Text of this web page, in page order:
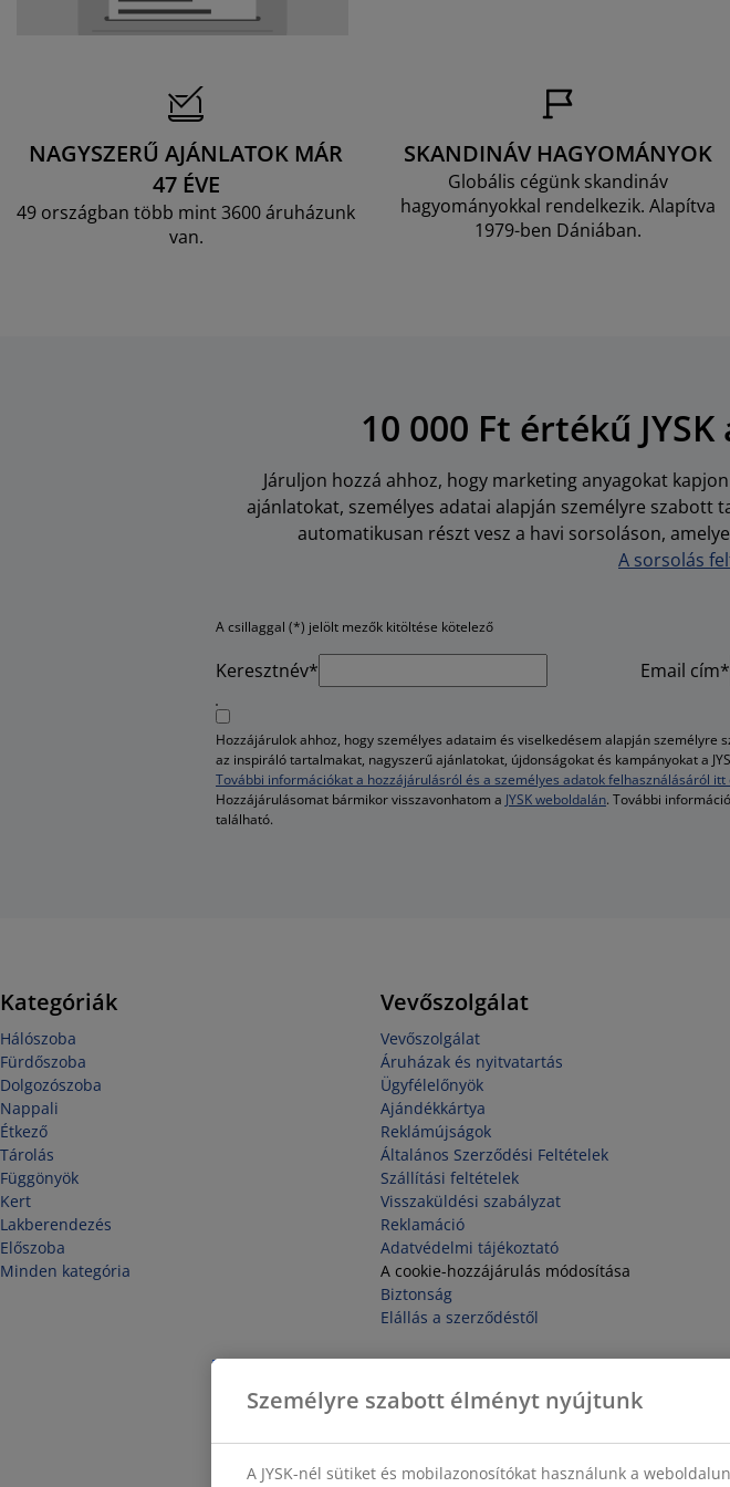
és kiegészítők
NAGYSZERŰ AJÁNLATOK MÁR
47 ÉVE
49 országban több mint 3600 áruházunk
van.
SKANDINÁV HAGYOMÁNYOK
Globális cégünk skandináv
hagyományokkal rendelkezik. Alapítva
1979-ben Dániában.
10 000 Ft értékű
Járuljon hozzá ahhoz, hogy marketing anyagokat
ajánlatokat, személyes adatai alapján személyre szabott
automatikusan részt vesz a havi sorsoláson,
A sorsolás
A csillaggal (*) jelölt mezők kitöltése kötelező
Keresztnév* Email cím*
Hozzájárulok ahhoz, hogy személyes adataim és viselkedésem alapján
az inspiráló tartalmakat, nagyszerű ajánlatokat, újdonságokat és kampányokat a
További információkat a hozzájárulásról és a személyes adatok felhasználásáról itt
Hozzájárulásomat bármikor visszavonhatom a JYSK weboldalán. További
található.
Kategóriák
Hálószoba
Fürdőszoba
Dolgozószoba
Nappali
Étkező
Tárolás
Függönyök
Kert
Lakberendezés
Előszoba
Minden kategória
Vevőszolgálat
Vevőszolgálat
Áruházak és nyitvatartás
Ügyfélelőnyök
Ajándékkártya
Reklámújságok
Általános Szerződési Feltételek
Szállítási feltételek
Visszaküldési szabályzat
Reklamáció
Adatvédelmi tájékoztató
A cookie-hozzájárulás módosítása
Biztonság
Elállás a szerződéstől
Személyre szabott élményt nyújtunk
A JYSK-nél sütiket és mobilazonosítókat használunk a